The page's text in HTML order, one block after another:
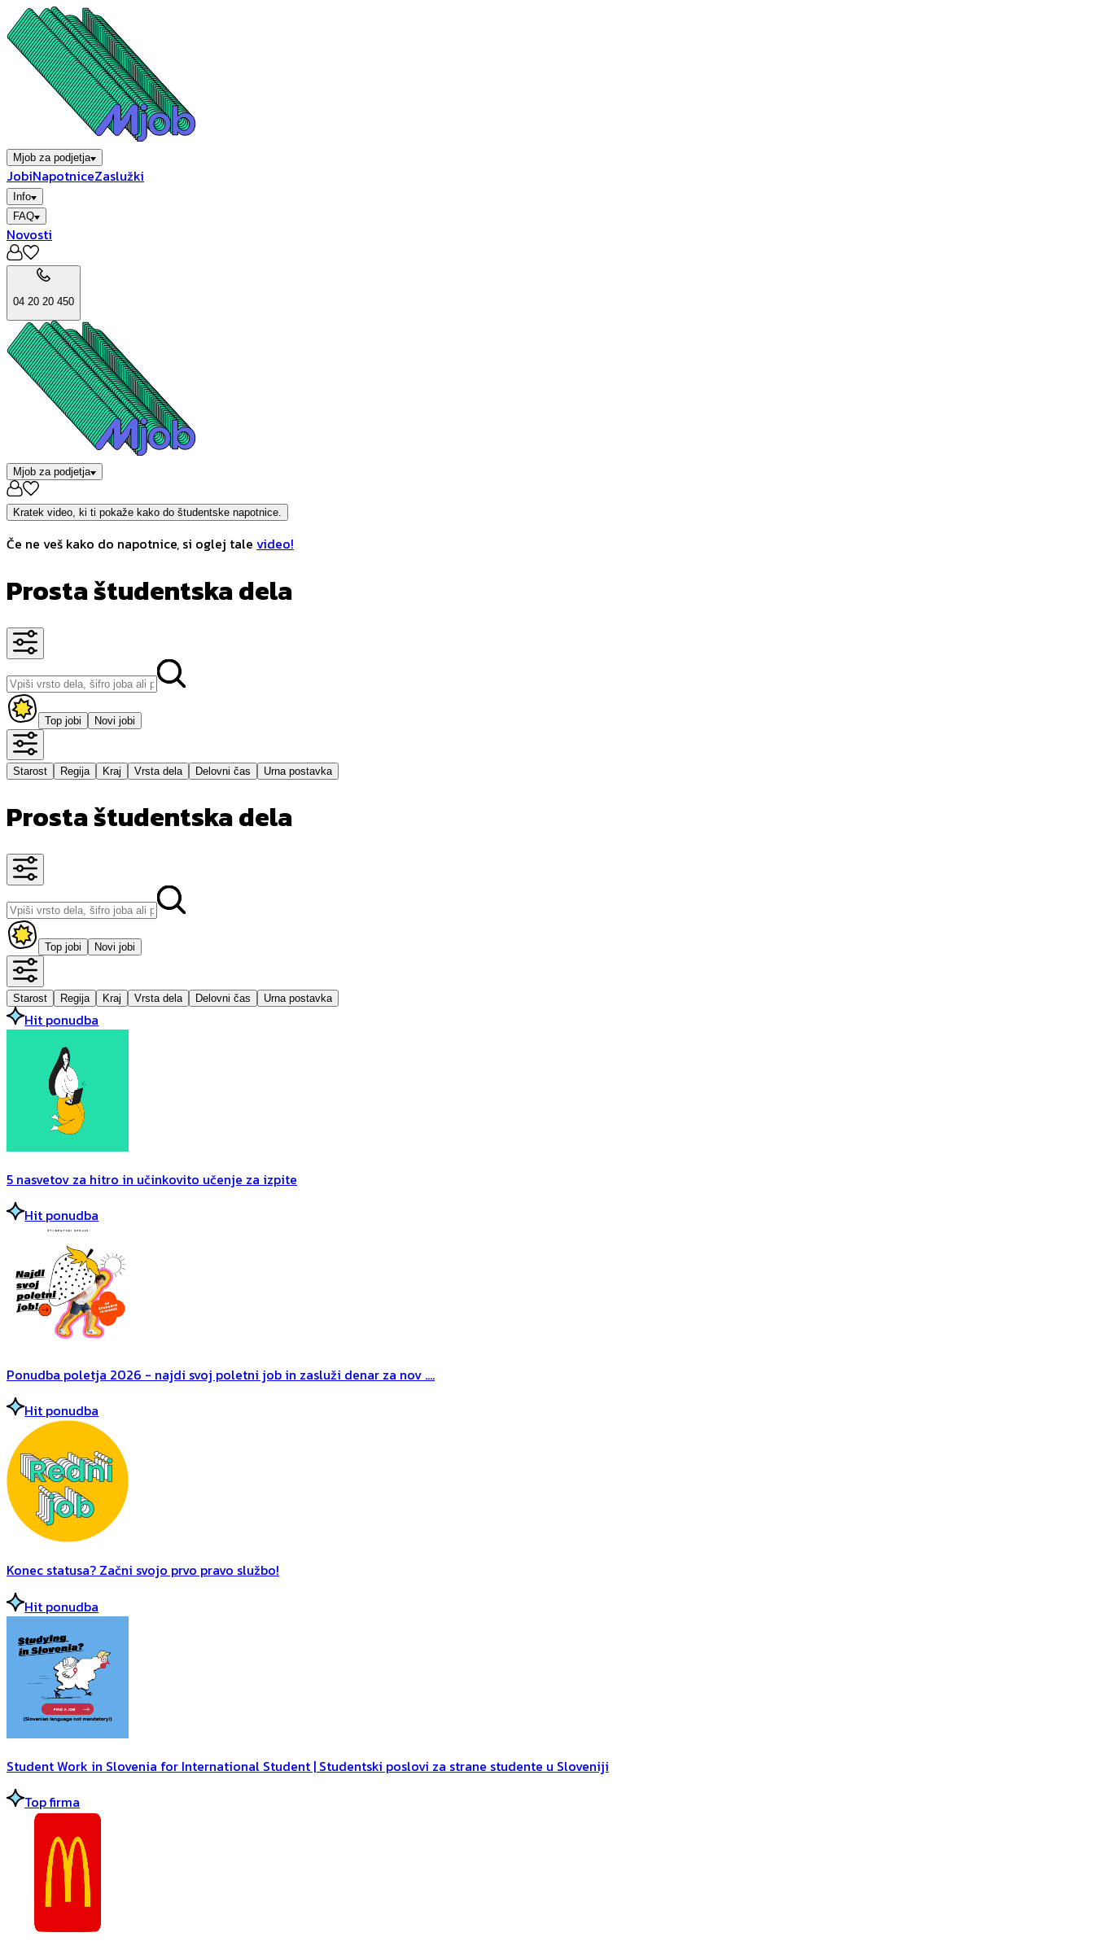
Mjob za podjetja
JobiNapotniceZaslužki
Info
FAQ
Novosti
04 20 20 450
Mjob za podjetja
Kratek video, ki ti pokaže kako do študentske napotnice.
Če ne veš kako do napotnice, si oglej tale video!
Prosta študentska dela
Top jobi Novi jobi
Starost Regija Kraj Vrsta dela Delovni čas Urna postavka
Prosta študentska dela
Top jobi Novi jobi
Starost Regija Kraj Vrsta dela Delovni čas Urna postavka
Hit ponudba
5 nasvetov za hitro in učinkovito učenje za izpite
Hit ponudba
Ponudba poletja 2026 - najdi svoj poletni job in zasluži denar za nov ....
Hit ponudba
Konec statusa? Začni svojo prvo pravo službo!
Hit ponudba
Student Work in Slovenia for International Student | Studentski poslovi za strane studente u Sloveniji
Top firma